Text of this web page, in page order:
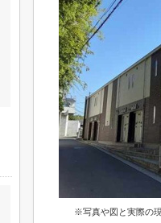
※写真や図と実際の